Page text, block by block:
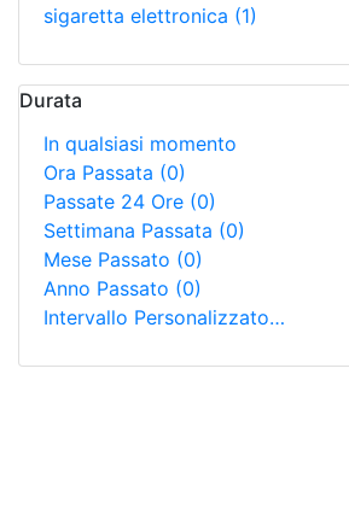
sigaretta elettronica (1)
Durata
In qualsiasi momento
Ora Passata (0)
Passate 24 Ore (0)
Settimana Passata (0)
Mese Passato (0)
Anno Passato (0)
Intervallo Personalizzato…